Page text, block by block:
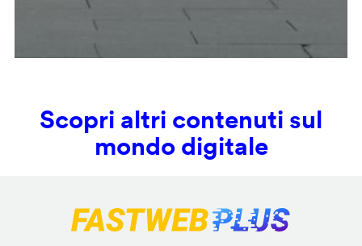
Scopri altri contenuti sul
mondo digitale